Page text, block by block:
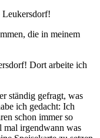
Leukersdorf!
die in meinem
Dort arbeite ich
ständig gefragt, was
ich gedacht: Ich
schon immer so
mal irgendwann was